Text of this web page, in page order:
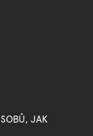
JAK